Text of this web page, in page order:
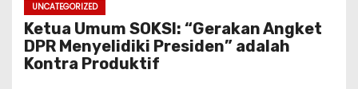
UNCATEGORIZED
Ketua Umum SOKSI: “Gerakan Angket
DPR Menyelidiki Presiden” adalah
Kontra Produktif